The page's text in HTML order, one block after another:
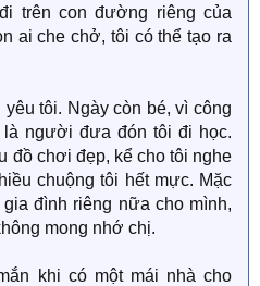
trên con đường riêng của
ai che chở, tôi có thể tạo ra
tôi. Ngày còn bé, vì công
người đưa đón tôi đi học.
đồ chơi đẹp, kể cho tôi nghe
chuộng tôi hết mực. Mặc
đình riêng nữa cho mình,
mong nhớ chị.
khi có một mái nhà cho